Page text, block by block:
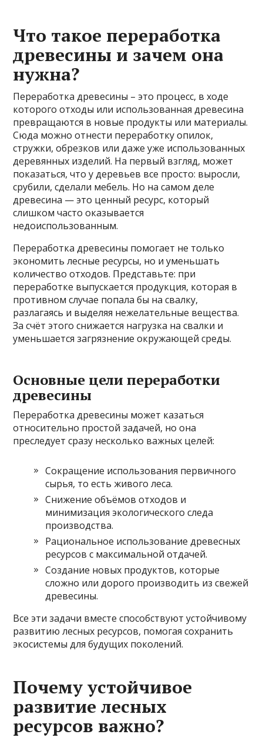
Что такое переработка
древесины и зачем она
нужна?
Переработка древесины – это процесс, в ходе
которого отходы или использованная древесина
превращаются в новые продукты или материалы.
Сюда можно отнести переработку опилок,
стружки, обрезков или даже уже использованных
деревянных изделий. На первый взгляд, может
показаться, что у деревьев все просто: выросли,
срубили, сделали мебель. Но на самом деле
древесина — это ценный ресурс, который
слишком часто оказывается
недоиспользованным.
Переработка древесины помогает не только
экономить лесные ресурсы, но и уменьшать
количество отходов. Представьте: при
переработке выпускается продукция, которая в
противном случае попала бы на свалку,
разлагаясь и выделяя нежелательные вещества.
За счёт этого снижается нагрузка на свалки и
уменьшается загрязнение окружающей среды.
Основные цели переработки
древесины
Переработка древесины может казаться
относительно простой задачей, но она
преследует сразу несколько важных целей:
Сокращение использования первичного
сырья, то есть живого леса.
Снижение объёмов отходов и
минимизация экологического следа
производства.
Рациональное использование древесных
ресурсов с максимальной отдачей.
Создание новых продуктов, которые
сложно или дорого производить из свежей
древесины.
Все эти задачи вместе способствуют устойчивому
развитию лесных ресурсов, помогая сохранить
экосистемы для будущих поколений.
Почему устойчивое
развитие лесных
ресурсов важно?